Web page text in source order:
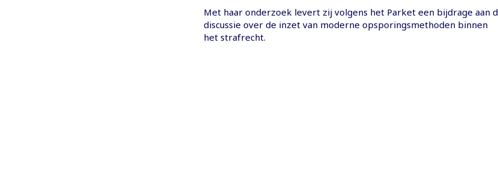
Met haar onderzoek levert zij volgens het Parket een bijdrage aan
discussie over de inzet van moderne opsporingsmethoden binnen
het strafrecht.